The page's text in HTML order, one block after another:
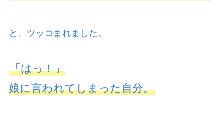
と、ツッコまれました。
「はっ！」
娘に言われてしまった自分。